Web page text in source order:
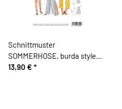
Schnittmuster
SOMMERHOSE, burda style
6199
13,90 € *